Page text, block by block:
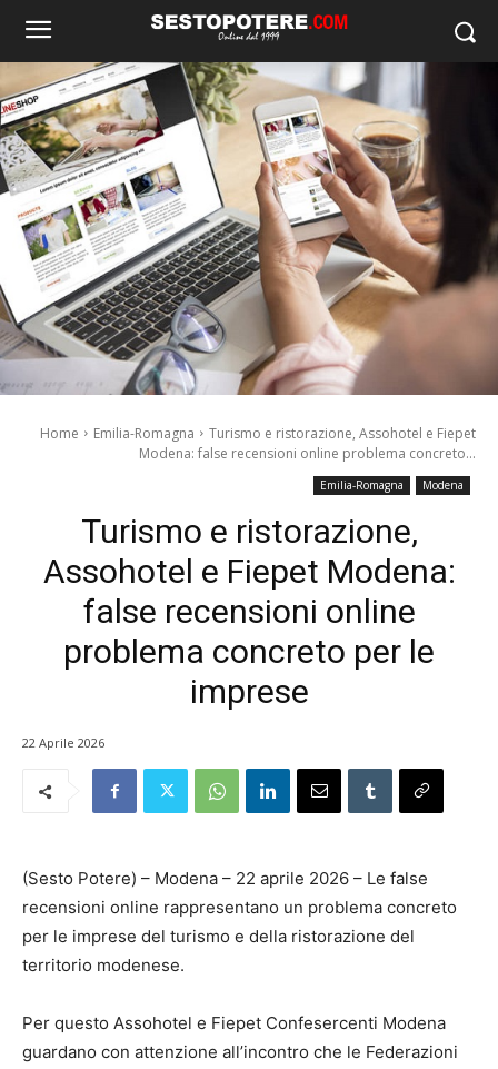
Home Emilia-Romagna
Turismo e ristorazione, Assohotel e Fiepet
Modena: false recensioni online problema concreto...
Emilia-Romagna Modena
Turismo e ristorazione,
Assohotel e Fiepet Modena:
false recensioni online
problema concreto per le
imprese
22 Aprile 2026
(Sesto Potere) – Modena – 22 aprile 2026 – Le false
recensioni online rappresentano un problema concreto
per le imprese del turismo e della ristorazione del
territorio modenese.
Per questo Assohotel e Fiepet Confesercenti Modena
guardano con attenzione all’incontro che le Federazioni